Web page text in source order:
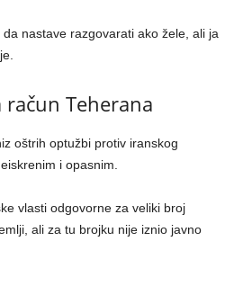
nastave razgovarati ako žele, ali ja
Teherana
oštrih optužbi protiv iranskog
i opasnim.
vlasti odgovorne za veliki broj
ali za tu brojku nije iznio javno